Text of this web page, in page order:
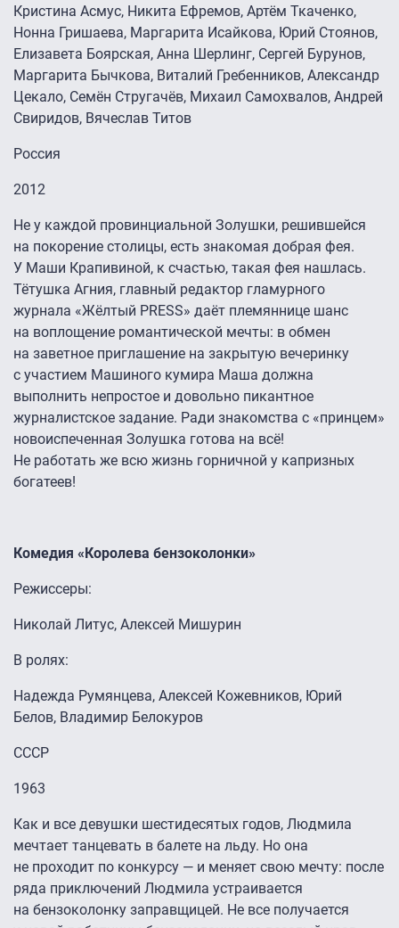
Кристина Асмус, Никита Ефремов, Артём Ткаченко,
Нонна Гришаева, Маргарита Исайкова, Юрий Стоянов,
Елизавета Боярская, Анна Шерлинг, Сергей Бурунов,
Маргарита Бычкова, Виталий Гребенников, Александр
Цекало, Семён Стругачёв, Михаил Самохвалов, Андрей
Свиридов, Вячеслав Титов
Россия
2012
Не у каждой провинциальной Золушки, решившейся
на покорение столицы, есть знакомая добрая фея.
У Маши Крапивиной, к счастью, такая фея нашлась.
Тётушка Агния, главный редактор гламурного
журнала «Жёлтый PRESS» даёт племяннице шанс
на воплощение романтической мечты: в обмен
на заветное приглашение на закрытую вечеринку
с участием Машиного кумира Маша должна
выполнить непростое и довольно пикантное
журналистское задание. Ради знакомства с «принцем»
новоиспеченная Золушка готова на всё!
Не работать же всю жизнь горничной у капризных
богатеев!
Комедия «Королева бензоколонки»
Режиссеры:
Николай Литус, Алексей Мишурин
В ролях:
Надежда Румянцева, Алексей Кожевников, Юрий
Белов, Владимир Белокуров
СССР
1963
Как и все девушки шестидесятых годов, Людмила
мечтает танцевать в балете на льду. Но она
не проходит по конкурсу — и меняет свою мечту: после
ряда приключений Людмила устраивается
на бензоколонку заправщицей. Не все получается